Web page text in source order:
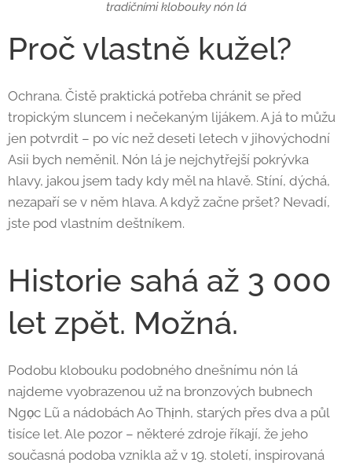
tradičními klobouky nón lá
Proč vlastně kužel?
Ochrana. Čistě praktická potřeba chránit se před
tropickým sluncem i nečekaným lijákem. A já to můžu
jen potvrdit – po víc než deseti letech v jihovýchodní
Asii bych neměnil. Nón lá je nejchytřejší pokrývka
hlavy, jakou jsem tady kdy měl na hlavě. Stíní, dýchá,
nezapaří se v něm hlava. A když začne pršet? Nevadí,
jste pod vlastním deštníkem.
Historie sahá až 3 000
let zpět. Možná.
Podobu klobouku podobného dnešnímu nón lá
najdeme vyobrazenou už na bronzových bubnech
Ngọc Lũ a nádobách Ao Thịnh, starých přes dva a půl
tisíce let. Ale pozor – některé zdroje říkají, že jeho
současná podoba vznikla až v 19. století, inspirovaná